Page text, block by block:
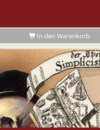
In den Warenkorb